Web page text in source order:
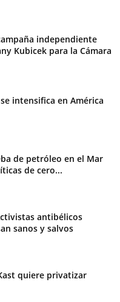
independiente
Kubicek para la Cámara
intensifica en América
de petróleo en el Mar
de cero...
antibélicos
sanos y salvos
quiere privatizar